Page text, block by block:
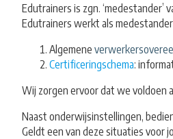
Edutrainers is zgn. ‘medestander’
Edutrainers werkt als
Algemene
Certificeringschema:
Wij zorgen ervoor dat we voldoen
Naast onderwijsinstellingen,
Geldt een van deze situaties voor